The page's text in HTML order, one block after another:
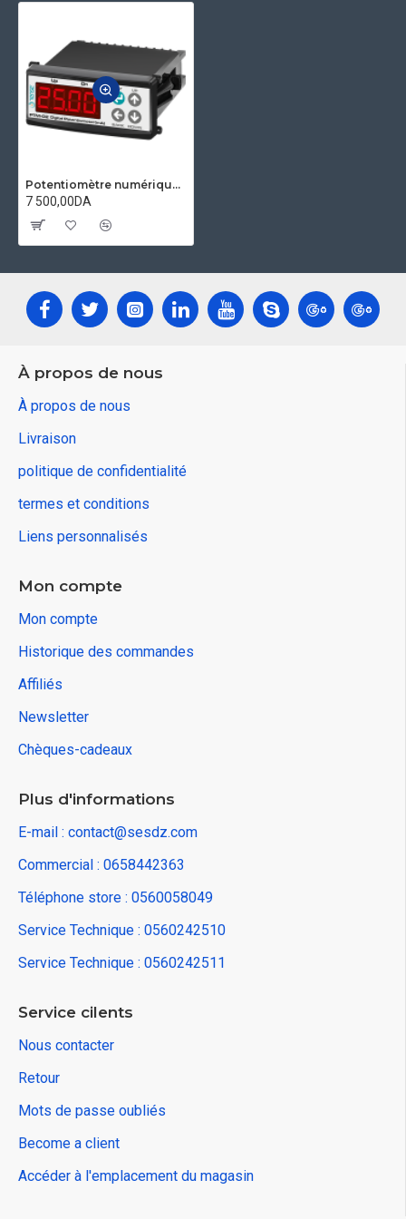
Potentiomètre numérique ( 4-20 ma) TENSE PTM-02
7 500,00DA
À propos de nous
À propos de nous
Livraison
politique de confidentialité
termes et conditions
Liens personnalisés
Mon compte
Mon compte
Historique des commandes
Affiliés
Newsletter
Chèques-cadeaux
Plus d'informations
E-mail : contact@sesdz.com
Commercial : 0658442363
Téléphone store : 0560058049
Service Technique : 0560242510
Service Technique : 0560242511
Service cilents
Nous contacter
Retour
Mots de passe oubliés
Become a client
Accéder à l'emplacement du magasin